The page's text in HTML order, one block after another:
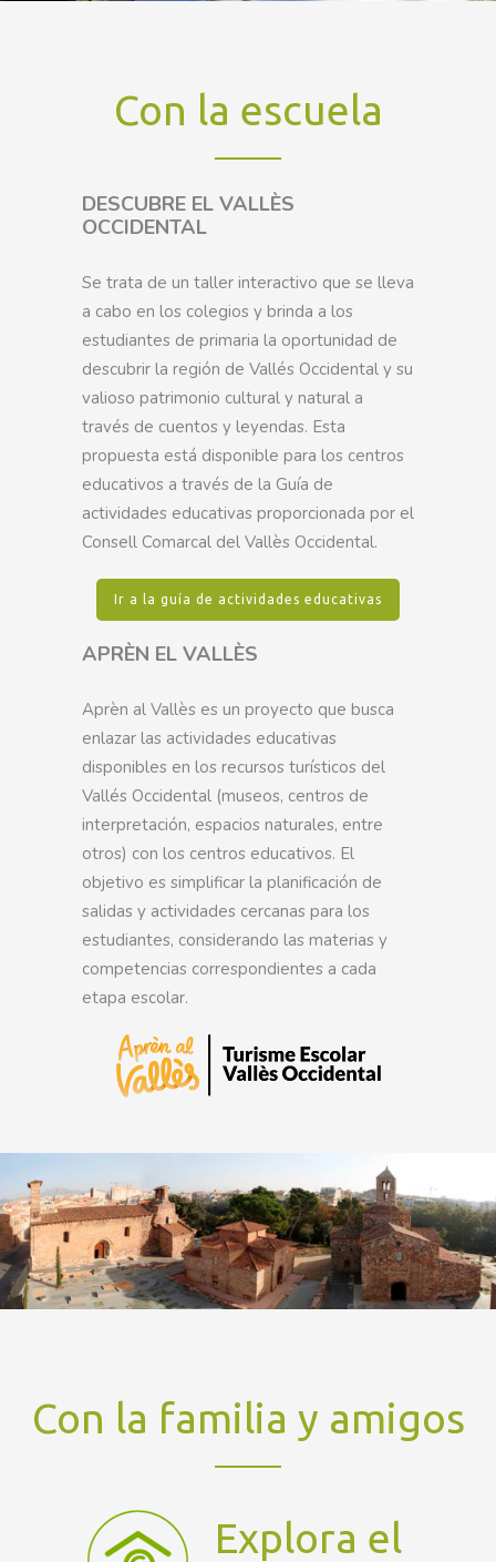
Con la escuela
DESCUBRE EL VALLÈS
OCCIDENTAL
Se trata de un taller interactivo que se lleva
a cabo en los colegios y brinda a los
estudiantes de primaria la oportunidad de
descubrir la región de Vallés Occidental y su
valioso patrimonio cultural y natural a
través de cuentos y leyendas. Esta
propuesta está disponible para los centros
educativos a través de la Guía de
actividades educativas proporcionada por el
Consell Comarcal del Vallès Occidental.
Ir a la guía de actividades educativas
APRÈN EL VALLÈS
Aprèn al Vallès es un proyecto que busca
enlazar las actividades educativas
disponibles en los recursos turísticos del
Vallés Occidental (museos, centros de
interpretación, espacios naturales, entre
otros) con los centros educativos. El
objetivo es simplificar la planificación de
salidas y actividades cercanas para los
estudiantes, considerando las materias y
competencias correspondientes a cada
etapa escolar.
Con la familia y amigos
Explora el